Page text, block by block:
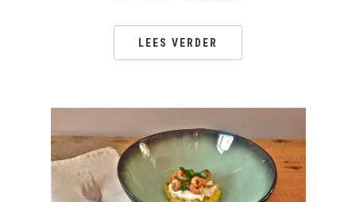
LEES VERDER